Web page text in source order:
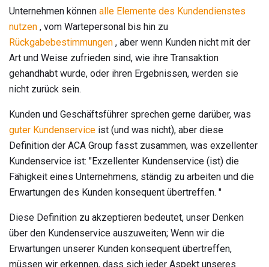
Unternehmen können alle Elemente des Kundendienstes
nutzen , vom Wartepersonal bis hin zu
Rückgabebestimmungen , aber wenn Kunden nicht mit der
Art und Weise zufrieden sind, wie ihre Transaktion
gehandhabt wurde, oder ihren Ergebnissen, werden sie
nicht zurück sein.
Kunden und Geschäftsführer sprechen gerne darüber, was
guter Kundenservice ist (und was nicht), aber diese
Definition der ACA Group fasst zusammen, was exzellenter
Kundenservice ist: "Exzellenter Kundenservice (ist) die
Fähigkeit eines Unternehmens, ständig zu arbeiten und die
Erwartungen des Kunden konsequent übertreffen. "
Diese Definition zu akzeptieren bedeutet, unser Denken
über den Kundenservice auszuweiten; Wenn wir die
Erwartungen unserer Kunden konsequent übertreffen,
müssen wir erkennen, dass sich jeder Aspekt unseres